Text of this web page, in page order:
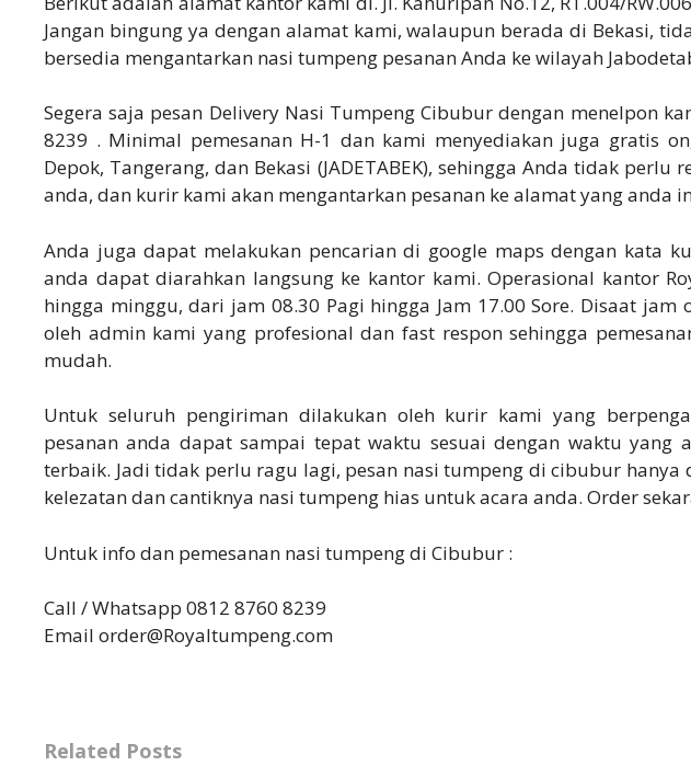
Jangan bingung ya dengan alamat kami, walaupun berada di Bekasi,
bersedia mengantarkan nasi tumpeng pesanan Anda ke wilayah
Segera saja pesan Delivery Nasi Tumpeng Cibubur dengan menelpon
8239 . Minimal pemesanan H-1 dan kami menyediakan juga gratis
Depok, Tangerang, dan Bekasi (JADETABEK), sehingga Anda tidak
anda, dan kurir kami akan mengantarkan pesanan ke alamat yang anda
Anda juga dapat melakukan pencarian di google maps dengan kata
anda dapat diarahkan langsung ke kantor kami. Operasional kantor
hingga minggu, dari jam 08.30 Pagi hingga Jam 17.00 Sore. Disaat
oleh admin kami yang profesional dan fast respon sehingga
mudah.
Untuk seluruh pengiriman dilakukan oleh kurir kami yang
pesanan anda dapat sampai tepat waktu sesuai dengan waktu yang
terbaik. Jadi tidak perlu ragu lagi, pesan nasi tumpeng di cibubur hanya
kelezatan dan cantiknya nasi tumpeng hias untuk acara anda. Order
Untuk info dan pemesanan nasi tumpeng di Cibubur :
Call / Whatsapp 0812 8760 8239
Email order@Royaltumpeng.com
Related Posts